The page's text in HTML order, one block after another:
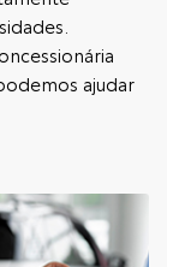
ajudar